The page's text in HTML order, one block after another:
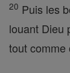
20 Puis les
louant Dieu
tout comme